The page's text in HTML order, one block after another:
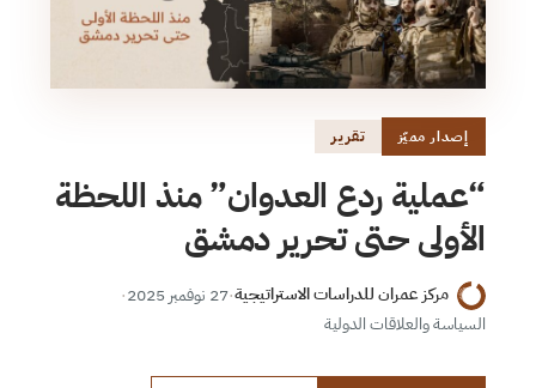
إصدار مميّز تقرير
“عملية ردع العدوان” منذ اللحظة
الأولى حتى تحرير دمشق
مركز عمران للدراسات الاستراتيجية·27 نوفمبر 2025
·
السياسة والعلاقات الدولية